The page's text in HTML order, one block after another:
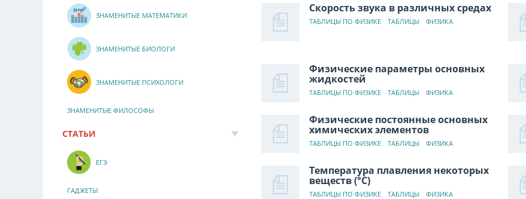
Скорость звука в различных средах
ТАБЛИЦЫ ПО ФИЗИКЕ ТАБЛИЦЫ ФИЗИКА
Физические параметры основных
жидкостей
ТАБЛИЦЫ ПО ФИЗИКЕ ТАБЛИЦЫ ФИЗИКА
Физические постоянные основных
химических элементов
ТАБЛИЦЫ ПО ФИЗИКЕ ТАБЛИЦЫ ФИЗИКА
Температура плавления некоторых
веществ (°C)
ТАБЛИЦЫ ПО ФИЗИКЕ ТАБЛИЦЫ ФИЗИКА
ЗНАМЕНИТЫЕ МАТЕМАТИКИ
ЗНАМЕНИТЫЕ БИОЛОГИ
ЗНАМЕНИТЫЕ ПСИХОЛОГИ
ЗНАМЕНИТЫЕ ФИЛОСОФЫ
СТАТЬИ
ЕГЭ
ГАДЖЕТЫ